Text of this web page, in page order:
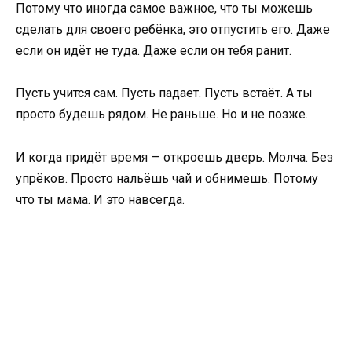
Потому что иногда самое важное, что ты можешь
сделать для своего ребёнка, это отпустить его. Даже
если он идёт не туда. Даже если он тебя ранит.
Пусть учится сам. Пусть падает. Пусть встаёт. А ты
просто будешь рядом. Не раньше. Но и не позже.
И когда придёт время — откроешь дверь. Молча. Без
упрёков. Просто нальёшь чай и обнимешь. Потому
что ты мама. И это навсегда.